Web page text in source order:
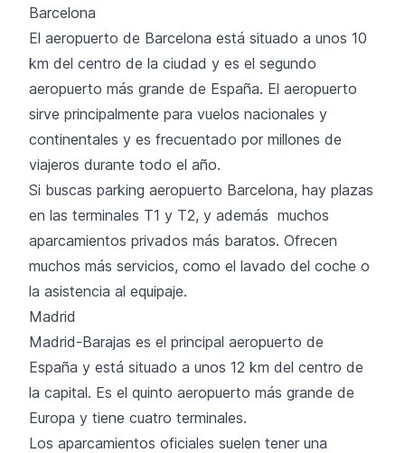
Barcelona
El aeropuerto de Barcelona está situado a unos 10
km del centro de la ciudad y es el segundo
aeropuerto más grande de España. El aeropuerto
sirve principalmente para vuelos nacionales y
continentales y es frecuentado por millones de
viajeros durante todo el año.
Si buscas parking aeropuerto Barcelona, hay plazas
en las terminales T1 y T2, y además muchos
aparcamientos privados más baratos. Ofrecen
muchos más servicios, como el lavado del coche o
la asistencia al equipaje.
Madrid
Madrid-Barajas es el principal aeropuerto de
España y está situado a unos 12 km del centro de
la capital. Es el quinto aeropuerto más grande de
Europa y tiene cuatro terminales.
Los aparcamientos oficiales suelen tener una